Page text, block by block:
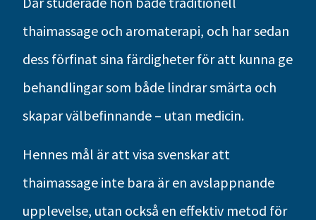
thaimassage och aromaterapi, och har sedan
dess förfinat sina färdigheter för att kunna ge
behandlingar som både lindrar smärta och
skapar välbefinnande – utan medicin.
Hennes mål är att visa svenskar att
thaimassage inte bara är en avslappnande
upplevelse, utan också en effektiv metod för